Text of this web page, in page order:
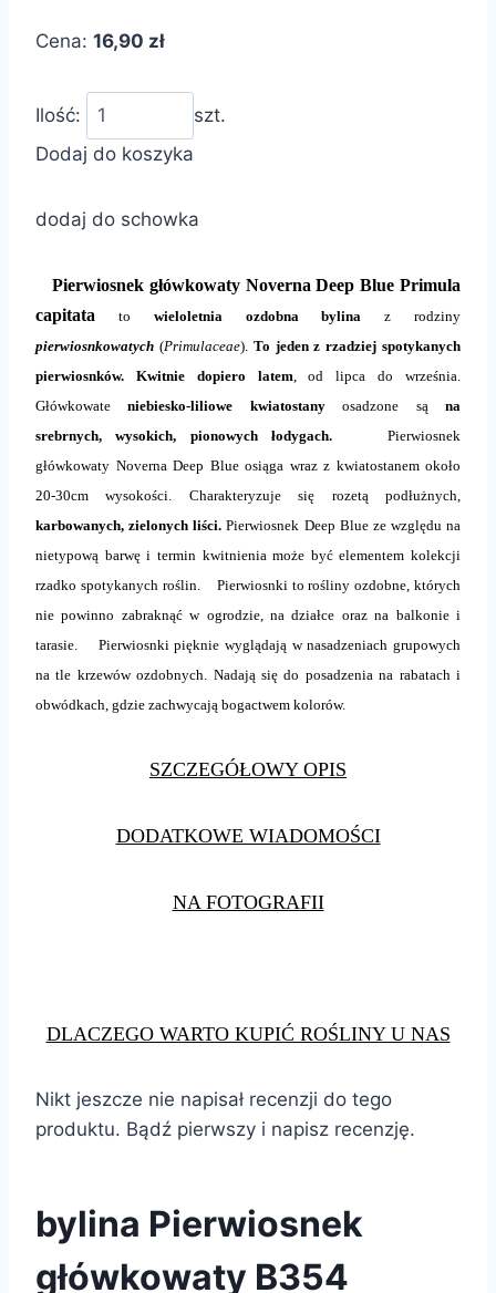
Cena: 16,90 zł
Ilość:
szt.
Dodaj do koszyka
dodaj do schowka
Pierwiosnek główkowaty Noverna Deep Blue Primula
capitata to wieloletnia ozdobna bylina z rodziny
pierwiosnkowatych (Primulaceae). To jeden z rzadziej spotykanych
pierwiosnków. Kwitnie dopiero latem , od lipca do września.
Główkowateniebiesko-liliowe kwiatostanyosadzone sąna
srebrnych, wysokich, pionowych łodygach.
Pierwiosnek
główkowaty Noverna Deep Blue osiąga wraz z kwiatostanem około
20-30cm wysokości. Charakteryzuje się rozetą podłużnych,
karbowanych, zielonych liści.Pierwiosnek Deep Blue ze względu na
nietypową barwę i termin kwitnienia może być elementem kolekcji
rzadko spotykanych roślin. Pierwiosnki to rośliny ozdobne, których
nie powinno zabraknąć w ogrodzie, na działce oraz na balkonie i
tarasie. Pierwiosnkipięknie wyglądają w nasadzeniach grupowych
na tle krzewów ozdobnych. Nadają się do posadzenia na rabatach i
obwódkach, gdzie zachwycają bogactwem kolorów.
SZCZEGÓŁOWY OPIS
DODATKOWE WIADOMOŚCI
NA FOTOGRAFII
DLACZEGO WARTO KUPIĆ ROŚLINY U NAS
Nikt jeszcze nie napisał recenzji do tego
produktu. Bądź pierwszy i napisz recenzję.
bylina Pierwiosnek
główkowaty B354